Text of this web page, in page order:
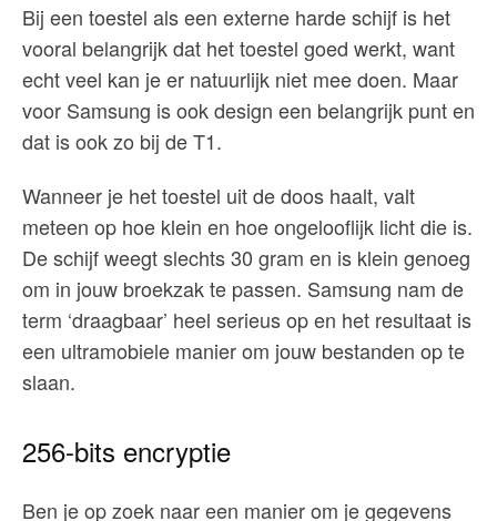
Bij een toestel als een externe harde schijf is het
vooral belangrijk dat het toestel goed werkt, want
echt veel kan je er natuurlijk niet mee doen. Maar
voor Samsung is ook design een belangrijk punt en
dat is ook zo bij de T1.
Wanneer je het toestel uit de doos haalt, valt
meteen op hoe klein en hoe ongelooflijk licht die is.
De schijf weegt slechts 30 gram en is klein genoeg
om in jouw broekzak te passen. Samsung nam de
term ‘draagbaar’ heel serieus op en het resultaat is
een ultramobiele manier om jouw bestanden op te
slaan.
256-bits encryptie
Ben je op zoek naar een manier om je gegevens